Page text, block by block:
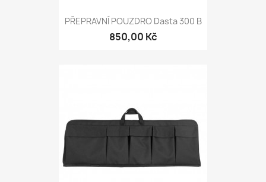
PŘEPRAVNÍ POUZDRO Dasta 300 B
850,00 Kč